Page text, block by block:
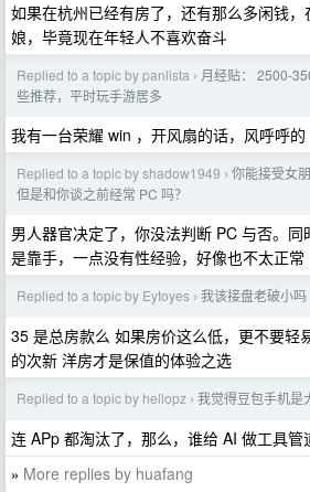
如果在杭州已经有房了，还有那么多闲钱
娘，毕竟现在年轻人不喜欢奋斗
Replied to a topic by panlista › 月经贴： 2500-
些推荐，平时玩手游居多
我有一台荣耀 win ，开风扇的话，风呼呼的
Replied to a topic by shadow1949 › 你能接受女
但是和你谈之前经常 PC 吗？
男人器官决定了，你没法判断 PC 与否。
是靠手，一点没有性经验，好像也不太正常
Replied to a topic by Eytoyes › 我该接盘老破小吗
35 是总房款么 如果房价这么低，更不要轻
的次新 洋房才是保值的体验之选
Replied to a topic by hellopz › 我觉得豆包手机是
连 APp 都淘汰了，那么，谁给 AI 做工具管
» More replies by huafang